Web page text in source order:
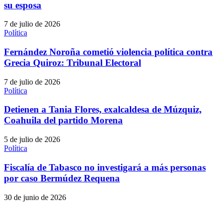
su esposa
7 de julio de 2026
Política
Fernández Noroña cometió violencia política contra
Grecia Quiroz: Tribunal Electoral
7 de julio de 2026
Política
Detienen a Tania Flores, exalcaldesa de Múzquiz,
Coahuila del partido Morena
5 de julio de 2026
Política
Fiscalía de Tabasco no investigará a más personas
por caso Bermúdez Requena
30 de junio de 2026